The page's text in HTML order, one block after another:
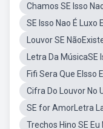
Chamos SE Isso
SE Isso Nao É Luxo
Louvor SE
Letra Da
Fifi Sera Que EIsso
Cifra Do Louvor No
SE for AmorLetra
Trechos Hino SE